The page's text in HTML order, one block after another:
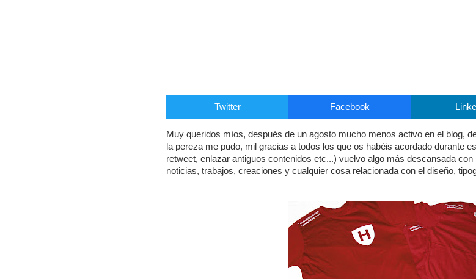
Twitter Facebook
Muy queridos míos, después de un agosto mucho menos activo en el blog,
la pereza me pudo, mil gracias a todos los que os habéis acordado durante
retweet, enlazar antiguos contenidos etc...) vuelvo algo más descansada
noticias, trabajos, creaciones y cualquier cosa relacionada con el diseño,